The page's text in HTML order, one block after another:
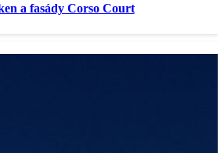
a fasády Corso Court